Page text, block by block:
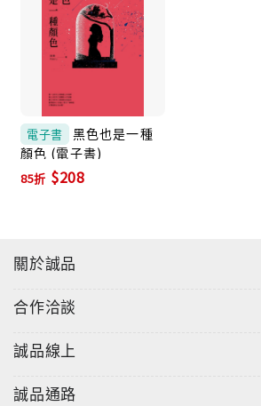
是對「當你問我刺蝟也能擁抱嗎？」
對自我價值的探尋。
她坦承挖出內心的疑懼、期盼、謹慎
們如何看待這個世界，
拋出關於愛人、被愛、接受自己的命題
如果你也是隻刺蝟，好奇刺蝟的心情
最終將尋得讓心安放之處，會發現自
就算微小如刺蝟般地活著，
電子書
黑色也是一種
顏色 (電子書)
85折 $208
關於誠品
合作洽談
誠品線上
誠品通路